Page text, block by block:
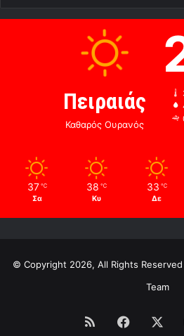
Πειραιάς
Καθαρός Ουρανός
37 ℃
Σα
38 ℃
Κυ
33 ℃
Δε
© Copyright 2026, All Rights
Team
RSS